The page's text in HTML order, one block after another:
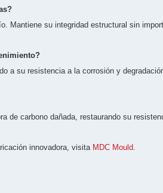
Mantiene su integridad estructural sin
a su resistencia a la corrosión y
de carbono dañada, restaurando su
innovadora, visita MDC Mould